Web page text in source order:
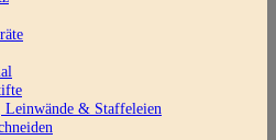
Leinwände & Staffeleien